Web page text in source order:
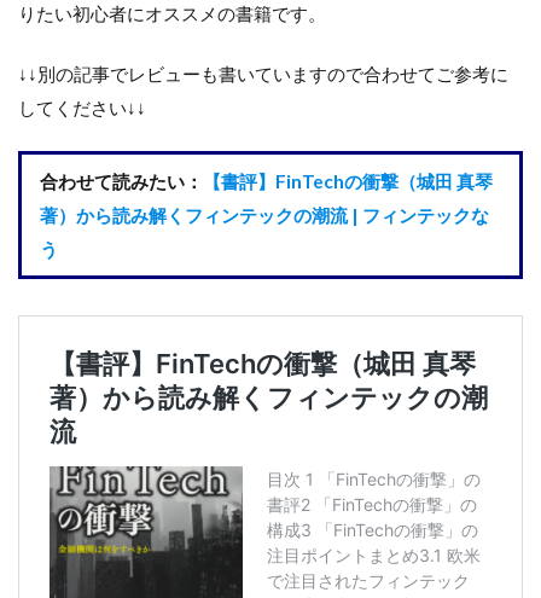
りたい初心者にオススメの書籍です。
↓↓別の記事でレビューも書いていますので合わせてご参考に
してください↓↓
合わせて読みたい：
【書評】FinTechの衝撃（城田 真琴
著）から読み解くフィンテックの潮流 | フィンテックな
う